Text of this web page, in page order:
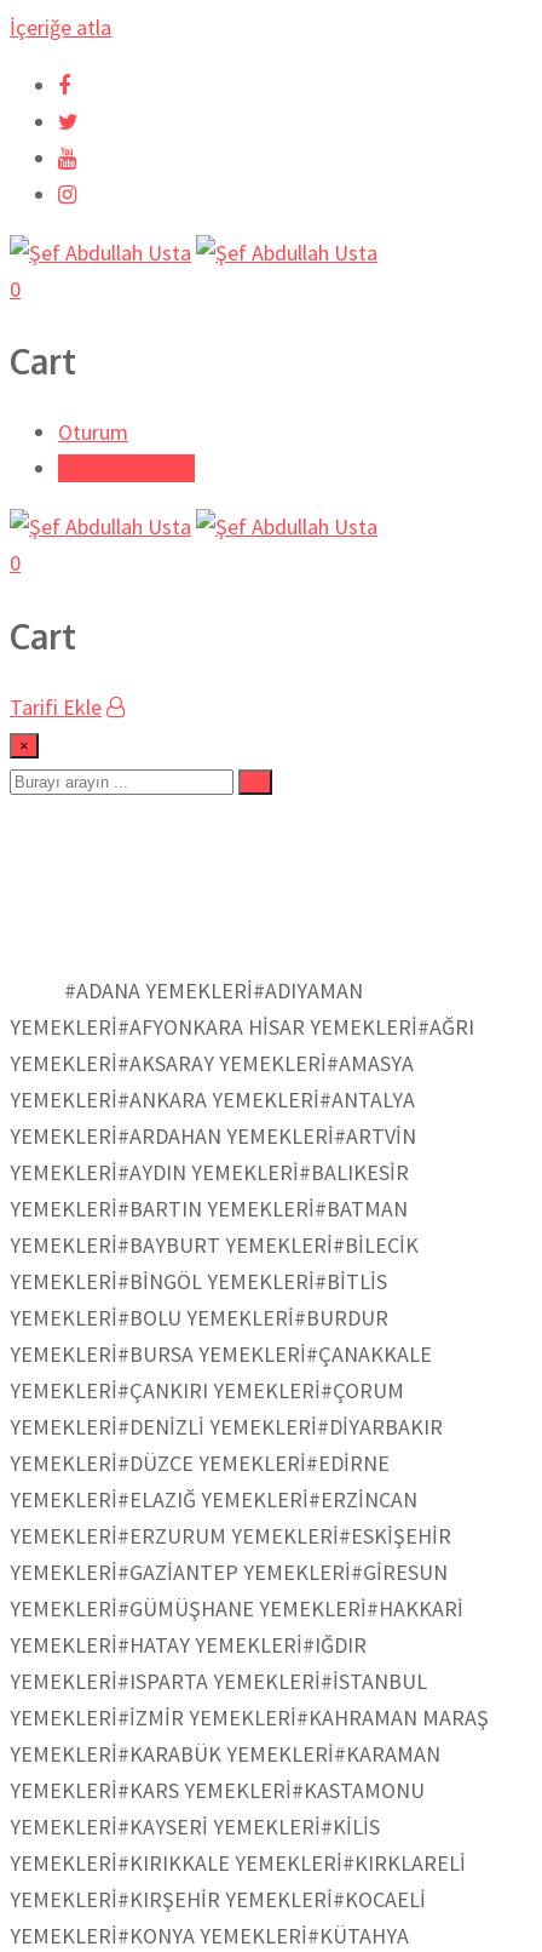
İçeriğe atla
0
Cart
Oturum
0
Cart
Tarifi Ekle
×
#ADANA YEMEKLERİ#ADIYAMAN
YEMEKLERİ#AFYONKARA HİSAR YEMEKLERİ#AĞRI
YEMEKLERİ#AKSARAY YEMEKLERİ#AMASYA
YEMEKLERİ#ANKARA YEMEKLERİ#ANTALYA
YEMEKLERİ#ARDAHAN YEMEKLERİ#ARTVİN
YEMEKLERİ#AYDIN YEMEKLERİ#BALIKESİR
YEMEKLERİ#BARTIN YEMEKLERİ#BATMAN
YEMEKLERİ#BAYBURT YEMEKLERİ#BİLECİK
YEMEKLERİ#BİNGÖL YEMEKLERİ#BİTLİS
YEMEKLERİ#BOLU YEMEKLERİ#BURDUR
YEMEKLERİ#BURSA YEMEKLERİ#ÇANAKKALE
YEMEKLERİ#ÇANKIRI YEMEKLERİ#ÇORUM
YEMEKLERİ#DENİZLİ YEMEKLERİ#DİYARBAKIR
YEMEKLERİ#DÜZCE YEMEKLERİ#EDİRNE
YEMEKLERİ#ELAZIĞ YEMEKLERİ#ERZİNCAN
YEMEKLERİ#ERZURUM YEMEKLERİ#ESKİŞEHİR
YEMEKLERİ#GAZİANTEP YEMEKLERİ#GİRESUN
YEMEKLERİ#GÜMÜŞHANE YEMEKLERİ#HAKKARİ
YEMEKLERİ#HATAY YEMEKLERİ#IĞDIR
YEMEKLERİ#ISPARTA YEMEKLERİ#İSTANBUL
YEMEKLERİ#İZMİR YEMEKLERİ#KAHRAMAN MARAŞ
YEMEKLERİ#KARABÜK YEMEKLERİ#KARAMAN
YEMEKLERİ#KARS YEMEKLERİ#KASTAMONU
YEMEKLERİ#KAYSERİ YEMEKLERİ#KİLİS
YEMEKLERİ#KIRIKKALE YEMEKLERİ#KIRKLARELİ
YEMEKLERİ#KIRŞEHİR YEMEKLERİ#KOCAELİ
YEMEKLERİ#KONYA YEMEKLERİ#KÜTAHYA